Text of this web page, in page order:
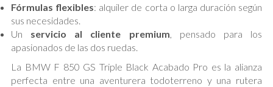
Fórmulas flexibles: alquiler de corta o larga duración según
sus necesidades.
Un servicio al cliente premium, pensado para los
apasionados de las dos ruedas.
La BMW F 850 GS Triple Black Acabado Pro es la alianza
perfecta entre una aventurera todoterreno y una rutera